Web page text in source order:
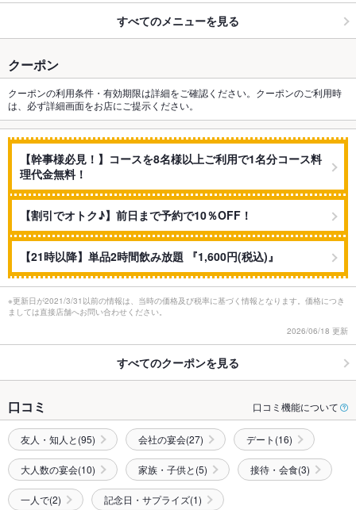
すべてのメニューを見る
クーポン
クーポンの利用条件・有効期限は詳細をご確認ください。クーポンのご利用時
は、必ず詳細画面をお店にご提示ください。
【幹事様必見！】コースを8名様以上ご利用で1名分コース料
理代金無料！
【割引でオトク♪】前日まで予約で10％OFF！
【21時以降】単品2時間飲み放題 『1,600円(税込)』
※更新日が2021/3/31以前の情報は、当時の価格及び税率に基づく情報となります。価格につき
ましては直接店舗へお問い合わせください。
2026/06/18 更新
すべてのクーポンを見る
口コミ 口コミ機能について
友人・知人と(95) 会社の宴会(27) デート(16)
大人数の宴会(10) 家族・子供と(5) 接待・会食(3)
一人で(2) 記念日・サプライズ(1)